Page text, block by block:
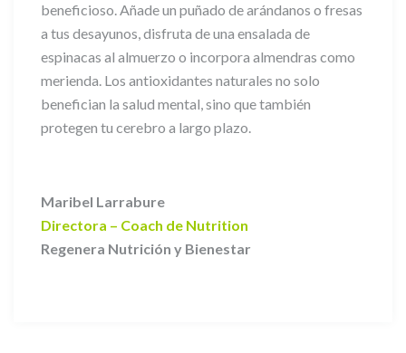
beneficioso. Añade un puñado de arándanos o fresas
a tus desayunos, disfruta de una ensalada de
espinacas al almuerzo o incorpora almendras como
merienda. Los antioxidantes naturales no solo
benefician la salud mental, sino que también
protegen tu cerebro a largo plazo.
Maribel Larrabure
Directora – Coach de Nutrition
Regenera Nutrición y Bienestar